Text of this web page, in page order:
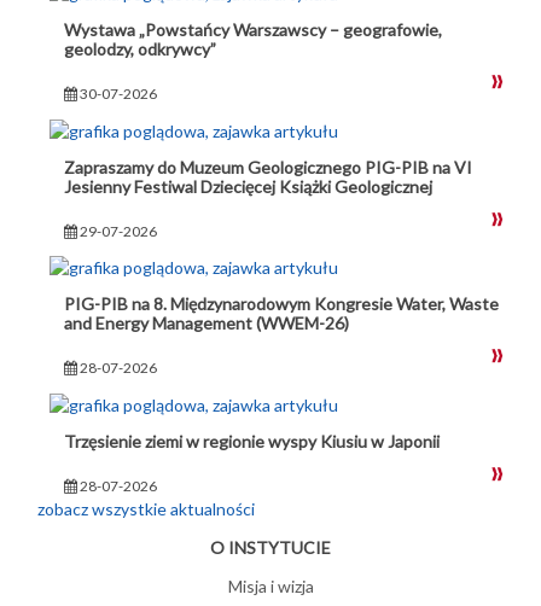
Wystawa „Powstańcy Warszawscy – geografowie,
geolodzy, odkrywcy”
30-07-2026
Zapraszamy do Muzeum Geologicznego PIG-PIB na VI
Jesienny Festiwal Dziecięcej Książki Geologicznej
29-07-2026
PIG-PIB na 8. Międzynarodowym Kongresie Water, Waste
and Energy Management (WWEM-26)
28-07-2026
Trzęsienie ziemi w regionie wyspy Kiusiu w Japonii
28-07-2026
zobacz wszystkie aktualności
O INSTYTUCIE
Misja i wizja